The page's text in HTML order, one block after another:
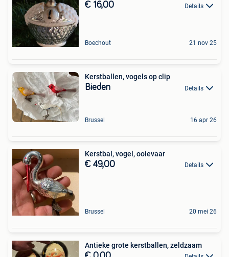
€ 16,00 Details
Boechout 21 nov 25
Kerstballen, vogels op clip
Bieden Details
Brussel 16 apr 26
Kerstbal, vogel, ooievaar
€ 49,00 Details
Brussel 20 mei 26
Antieke grote kerstballen, zeldzaam